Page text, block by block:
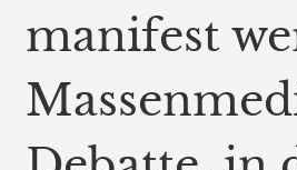
manifest